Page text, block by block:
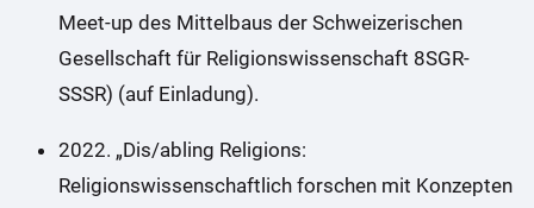
Meet-up des Mittelbaus der Schweizerischen
Gesellschaft für Religionswissenschaft 8SGR-
SSSR) (auf Einladung).
2022. „Dis/abling Religions:
Religionswissenschaftlich forschen mit Konzepten